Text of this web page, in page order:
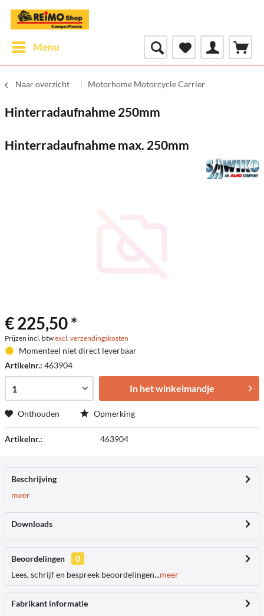
Menu
Naar overzicht Motorhome Motorcycle Carrier
Hinterradaufnahme 250mm
Hinterradaufnahme max. 250mm
€ 225,50 *
Prijzen incl. btwexcl. verzendingskosten
Momenteel niet direct leverbaar
Artikelnr.: 463904
In het winkelmandje
Onthouden Opmerking
Artikelnr.: 463904
Beschrijving
meer
Downloads
Beoordelingen
0
Lees, schrijf en bespreek beoordelingen...meer
Fabrikant informatie